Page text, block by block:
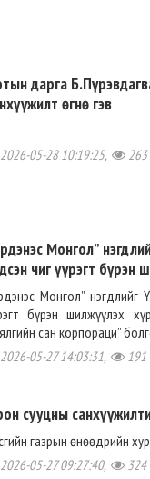
дарга
өгнө гэв
2026-05-28 10:19:25, 263
Монгол”
чиг үүрэгт бүрэн
Монгол” нэгдлийг
бүрэн шилжүүлэх
сан корпораци”
2026-05-27 14:03:31, 191
сууцны
газрын өнөөдрийн
2026-05-27 09:27:40, 324